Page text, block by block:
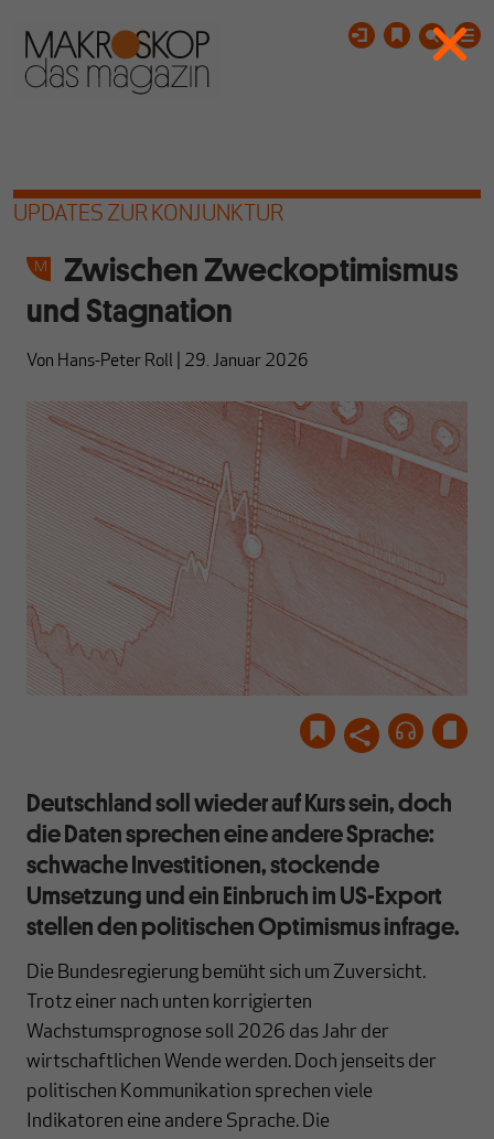
UPDATES ZUR KONJUNKTUR
Zwischen Zweckoptimismus
und Stagnation
Von Hans-Peter Roll 29. Januar 2026
Deutschland soll wieder auf Kurs sein, doch
die Daten sprechen eine andere Sprache:
schwache Investitionen, stockende
Umsetzung und ein Einbruch im US-Export
stellen den politischen Optimismus infrage.
Die Bundesregierung bemüht sich um Zuversicht.
Trotz einer nach unten korrigierten
Wachstumsprognose soll 2026 das Jahr der
wirtschaftlichen Wende werden. Doch jenseits der
politischen Kommunikation sprechen viele
Indikatoren eine andere Sprache. Die